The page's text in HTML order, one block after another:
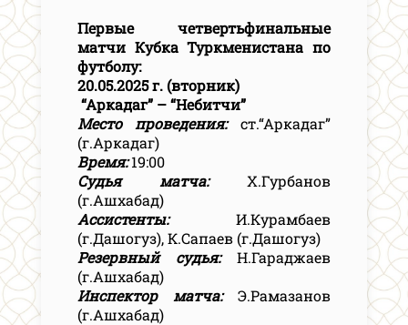
Первые четвертьфинальные
матчи Кубка Туркменистана по
футболу:
20.05.2025 г. (вторник)
“Аркадаг” – “Небитчи”
Место проведения:ст.“Аркадаг”
(г.Аркадаг)
Время:19:00
Судья матча: Х.Гурбанов
(г.Ашхабад)
Ассистенты:И.Курамбаев
(г.Дашогуз), К.Сапаев (г.Дашогуз)
Резервный судья:Н.Гараджаев
(г.Ашхабад)
Инспектор матча:Э.Рамазанов
(г.Ашхабад)